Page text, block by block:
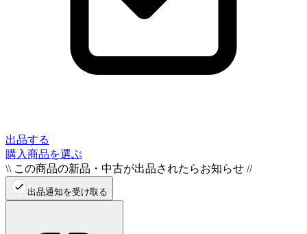
出品する
購入商品を選ぶ
\\ この商品の新品・中古が出品されたらお知らせ //
出品通知を受け取る